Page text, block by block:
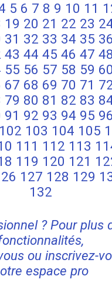
5 6 7 8 9 10 11
19 20 21 22 23
31 32 33 34 35
43 44 45 46 47
55 56 57 58 59
67 68 69 70 71
79 80 81 82 83
91 92 93 94 95
102 103 104 105
111 112 113
119 120 121
127 128 129
132
? Pour plus
ou inscrivez-
espace pro